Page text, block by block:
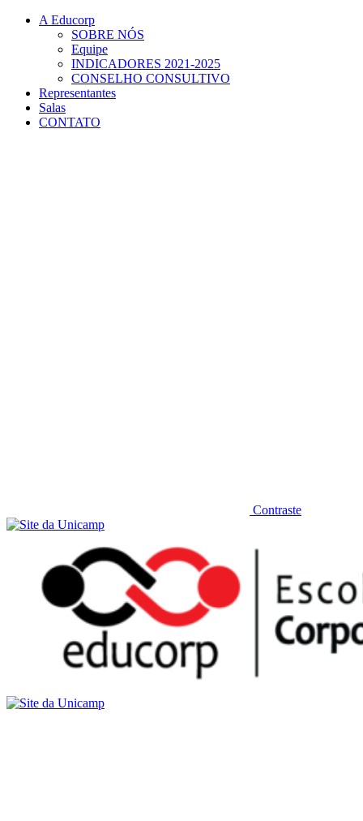
Conteúdo principal
A Educorp
SOBRE NÓS
Equipe
INDICADORES 2021-2025
CONSELHO CONSULTIVO
Representantes
Salas
CONTATO
Contraste